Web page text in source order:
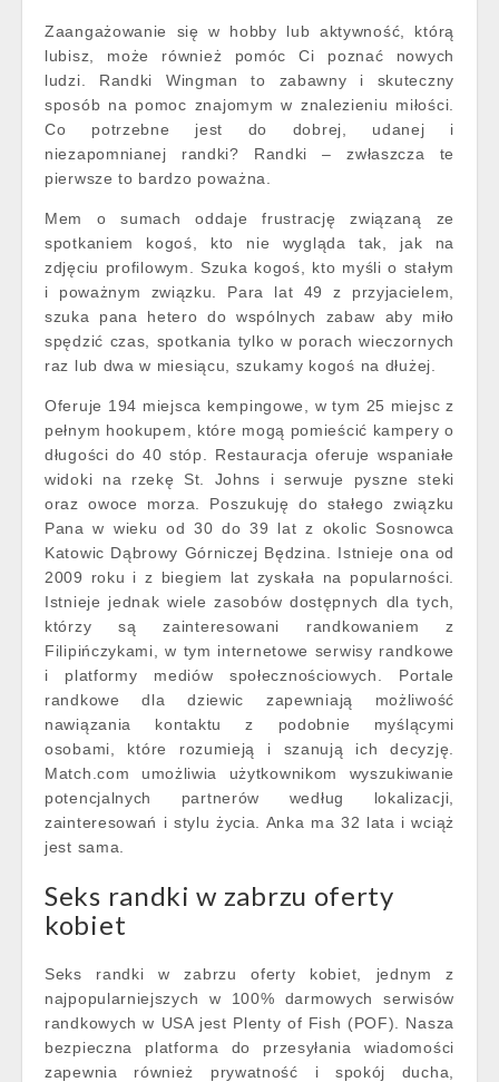
Zaangażowanie się w hobby lub aktywność, którą
lubisz, może również pomóc Ci poznać nowych
ludzi. Randki Wingman to zabawny i skuteczny
sposób na pomoc znajomym w znalezieniu miłości.
Co potrzebne jest do dobrej, udanej i
niezapomnianej randki? Randki – zwłaszcza te
pierwsze to bardzo poważna.
Mem o sumach oddaje frustrację związaną ze
spotkaniem kogoś, kto nie wygląda tak, jak na
zdjęciu profilowym. Szuka kogoś, kto myśli o stałym
i poważnym związku. Para lat 49 z przyjacielem,
szuka pana hetero do wspólnych zabaw aby miło
spędzić czas, spotkania tylko w porach wieczornych
raz lub dwa w miesiącu, szukamy kogoś na dłużej.
Oferuje 194 miejsca kempingowe, w tym 25 miejsc z
pełnym hookupem, które mogą pomieścić kampery o
długości do 40 stóp. Restauracja oferuje wspaniałe
widoki na rzekę St. Johns i serwuje pyszne steki
oraz owoce morza. Poszukuję do stałego związku
Pana w wieku od 30 do 39 lat z okolic Sosnowca
Katowic Dąbrowy Górniczej Będzina. Istnieje ona od
2009 roku i z biegiem lat zyskała na popularności.
Istnieje jednak wiele zasobów dostępnych dla tych,
którzy są zainteresowani randkowaniem z
Filipińczykami, w tym internetowe serwisy randkowe
i platformy mediów społecznościowych. Portale
randkowe dla dziewic zapewniają możliwość
nawiązania kontaktu z podobnie myślącymi
osobami, które rozumieją i szanują ich decyzję.
Match.com umożliwia użytkownikom wyszukiwanie
potencjalnych partnerów według lokalizacji,
zainteresowań i stylu życia. Anka ma 32 lata i wciąż
jest sama.
Seks randki w zabrzu oferty
kobiet
Seks randki w zabrzu oferty kobiet, jednym z
najpopularniejszych w 100% darmowych serwisów
randkowych w USA jest Plenty of Fish (POF). Nasza
bezpieczna platforma do przesyłania wiadomości
zapewnia również prywatność i spokój ducha,